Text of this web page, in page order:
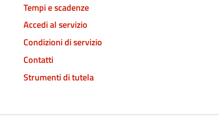
Tempi e scadenze
Accedi al servizio
Condizioni di servizio
Contatti
Strumenti di tutela